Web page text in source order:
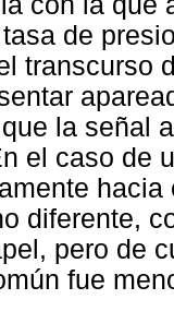
de
transcurso
la señal
el caso de
diferente,
pero de
fue